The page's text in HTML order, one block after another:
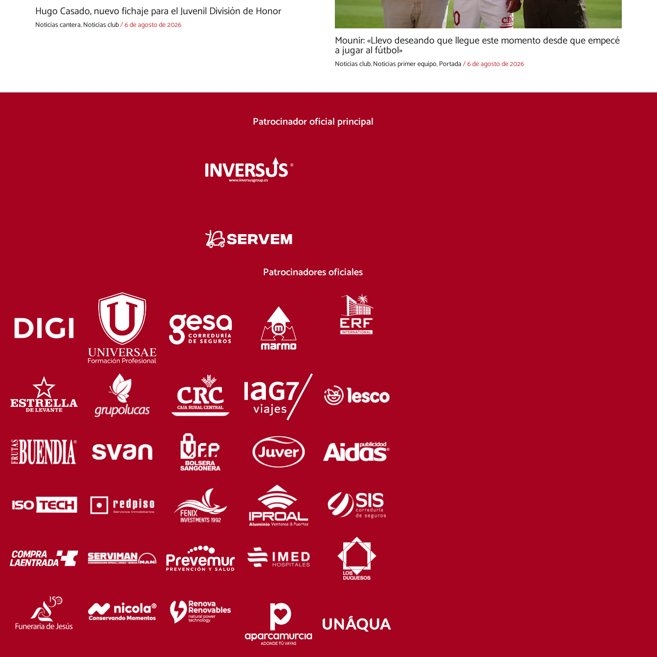
Hugo Casado, nuevo fichaje para el Juvenil División de Honor
Noticias cantera,Noticias club/6 de agosto de 2026
Mounir: «Llevo deseando que llegue este momento desde que empecé
a jugar al fútbol»
Noticias club,Noticias primer equipo,Portada/6 de agosto de 2026
Patrocinador oficial principal
Patrocinadores oficiales